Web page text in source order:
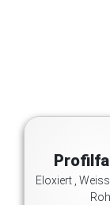
Eloxiert ,
Roh